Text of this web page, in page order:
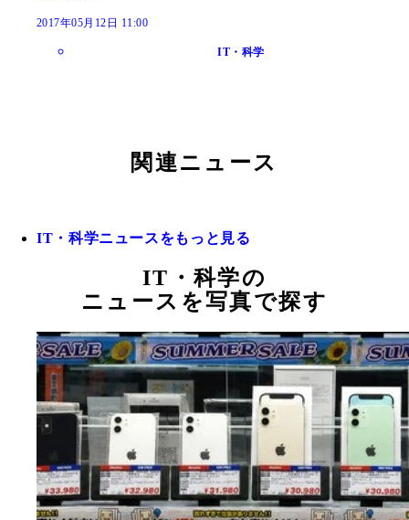
2017年05月12日 11:00
IT・科学
関連ニュース
IT・科学ニュースをもっと見る
IT・科学の
ニュースを写真で探す